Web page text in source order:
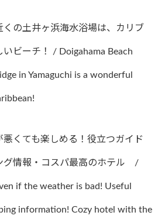
くの土井ヶ浜海水浴場は、カリブ
ビーチ！ / Doigahama Beach
in Yamaguchi is a wonderful
くても楽しめる！役立つガイド
グ情報・コスパ最高のホテル /
if the weather is bad! Useful
information! Cozy hotel with the